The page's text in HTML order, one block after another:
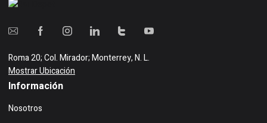
Roma 20; Col. Mirador; Monterrey, N. L.
Mostrar Ubicación
Información
Nosotros